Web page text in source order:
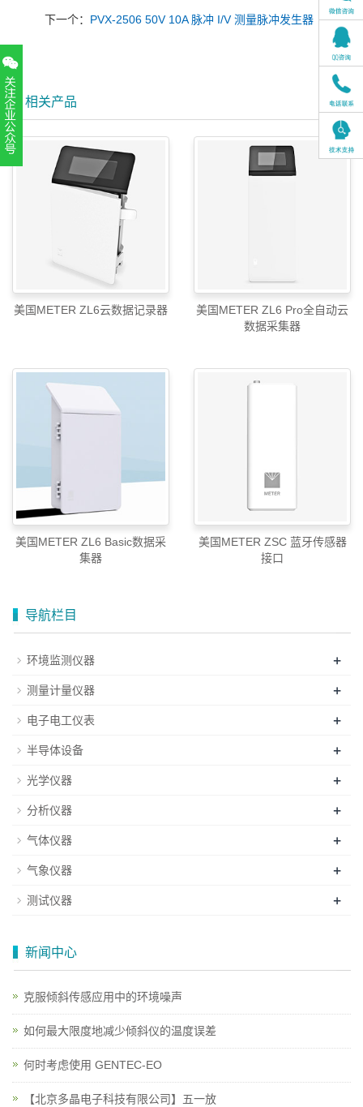
下一个： PVX-2506 50V 10A 脉冲 I/V 测量脉冲发生器
相关产品
美国METER ZL6云数据记录器
美国METER ZL6 Pro全自动云
数据采集器
美国METER ZL6 Basic数据采
集器
美国METER ZSC 蓝牙传感器
接口
导航栏目
环境监测仪器 +
测量计量仪器 +
电子电工仪表 +
半导体设备 +
光学仪器 +
分析仪器 +
气体仪器 +
气象仪器 +
测试仪器 +
新闻中心
克服倾斜传感应用中的环境噪声
如何最大限度地减少倾斜仪的温度误差
何时考虑使用 GENTEC-EO
【北京多晶电子科技有限公司】五一放
扫一扫，关注官方账号
010-52867771